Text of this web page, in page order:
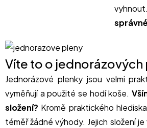
vyhnout.
Víte to o jednorázových
Jednorázové plenky jsou velmi
vyměňují a použité se hodí koše.
složení? Kromě praktického
téměř žádné výhody. Jejich složení